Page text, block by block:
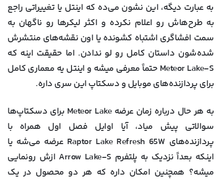
به عبارت دیگه، این نشون می‌ده که اینتل یا تغییراتی راجع
به طرح‌هاش رو اعلام نکرده و اکثر لیکرها رو ناگهان به
سمت افشاگری اشتباه کشونده یا اون نقشه‌های منتشرش
شده‌شون داستان کامل رو لو ندادن. اما حقیقت اینه که
Meteor Lake-S حتماً معرفی میشه و اینتل یه معماری کامل
برای پردازنده‌های موبایل و دسکتاپ این سری داره.
به هر حال درباره زمان عرضه Meteor Lake برای دسکتاپ‌ها
سوالاتی پیش میاد، آیا اوایل فصل اول همراه با
پردازنده‌های Raptor Lake Refresh 65W عرضه می‌شه یا
اینکه بعداً نزدیک به پلتفرم Arrow Lake-S ازش رونمایی
میشه؟ همچنین امکان داره که هر دو محصول در یک